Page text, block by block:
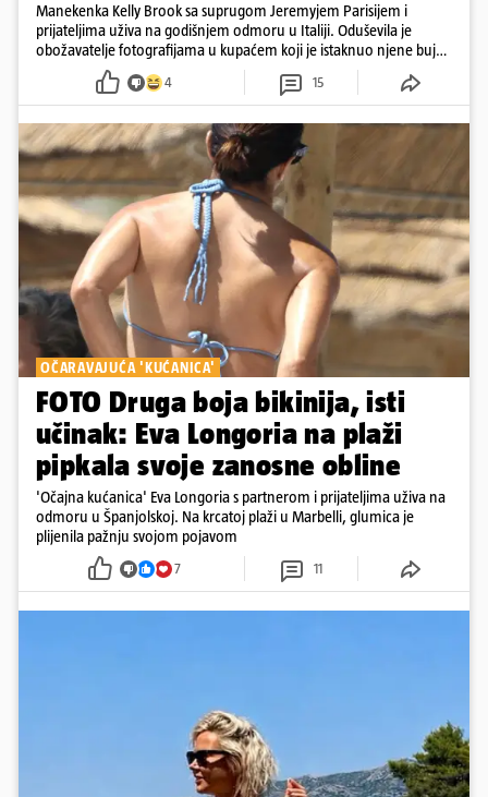
Manekenka Kelly Brook sa suprugom Jeremyjem Parisijem i
prijateljima uživa na godišnjem odmoru u Italiji. Oduševila je
obožavatelje fotografijama u kupaćem koji je istaknuo njene bujne
4 15
OČARAVAJUĆA 'KUĆANICA'
FOTO Druga boja bikinija, isti
učinak: Eva Longoria na plaži
pipkala svoje zanosne obline
'Očajna kućanica' Eva Longoria s partnerom i prijateljima uživa na
odmoru u Španjolskoj. Na krcatoj plaži u Marbelli, glumica je
plijenila pažnju svojom pojavom
7 11